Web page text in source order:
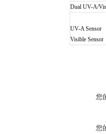
Dual UV-A/
UV-A Sensor
Visible Sensor
您
您